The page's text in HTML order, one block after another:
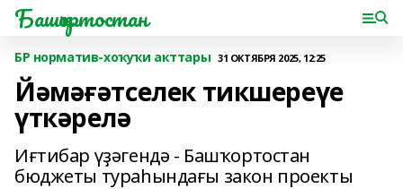
Башҡортостан
БР норматив-хоҡуҡи акттары 31 ОКТЯБРЯ 2025, 12:25
Йәмәғәтселек тикшереүе
үткәрелә
Иғтибар үҙәгендә - Башҡортостан
бюджеты тураһындағы закон проекты